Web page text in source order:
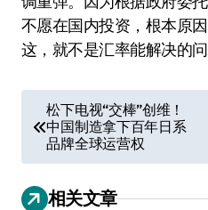
不愿在国内投资，根本原
这，就不是汇率能解决的问
章
导
航
松下电视“交棒”创维！
中国制造拿下百年日系
品牌全球运营权
相关文章